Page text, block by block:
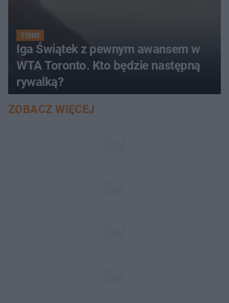
TENIS
Iga Świątek z pewnym awansem w
WTA Toronto. Kto będzie następną
rywalką?
ZOBACZ WIĘCEJ